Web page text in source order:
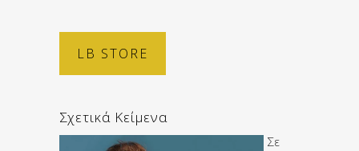
LB STORE
Σχετικά Κείμενα
Σε